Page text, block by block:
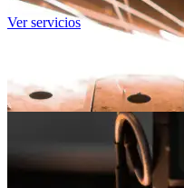
Ver servicios